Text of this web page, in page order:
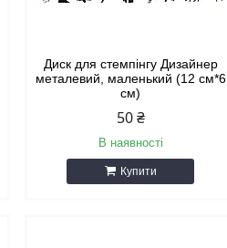
Диск для стемпінгу Дизайнер
металевий, маленький (12 см*6
см)
50 ₴
В наявності
Купити